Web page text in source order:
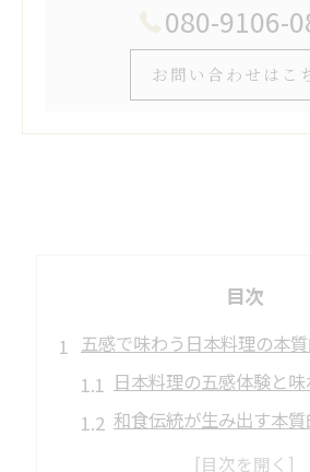
080-9106-
お問い合わせはこ
目次
五感で味わう日本料理の本
日本料理の五感体験と
和食伝統が生み出す本
五味を感じる日本料理の